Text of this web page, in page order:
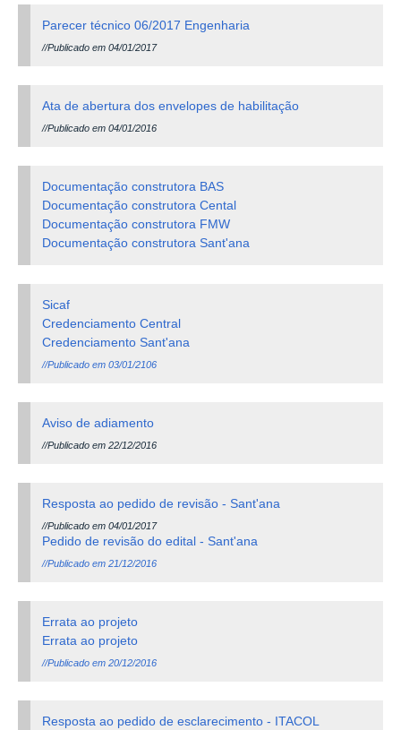
Parecer técnico 06/2017 Engenharia
//Publicado em 04/01/2017
Ata de abertura dos envelopes de habilitação
//Publicado em 04/01/2016
Documentação construtora BAS
Documentação construtora Cental
Documentação construtora FMW
Documentação construtora Sant'ana
Sicaf
Credenciamento Central
Credenciamento Sant'ana
//Publicado em 03/01/2106
Aviso de adiamento
//Publicado em 22/12/2016
Resposta ao pedido de revisão - Sant'ana
//Publicado em 04/01/2017
Pedido de revisão do edital - Sant'ana
//Publicado em 21/12/2016
Errata ao projeto
Errata ao projeto
//Publicado em 20/12/2016
Resposta ao pedido de esclarecimento - ITACOL